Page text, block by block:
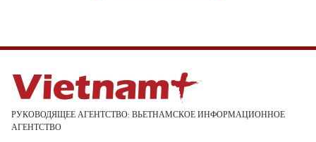
РУКОВОДЯЩЕЕ АГЕНТСТВО: ВЬЕТНАМСКОЕ ИНФОРМАЦИОННОЕ
АГЕНТСТВО